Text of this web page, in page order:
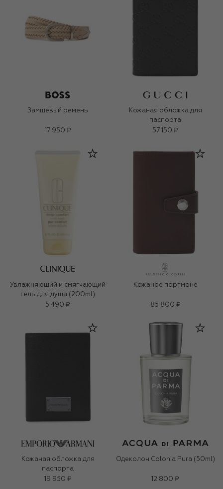
Замшевый ремень
17 950 ₽
Кожаная обложка для
паспорта
57 150 ₽
Увлажняющий и смягчающий
гель для душа (200ml)
5 490 ₽
Кожаное портмоне
85 800 ₽
Кожаная обложка для
паспорта
19 950 ₽
Одеколон Colonia Pura (50ml)
12 800 ₽